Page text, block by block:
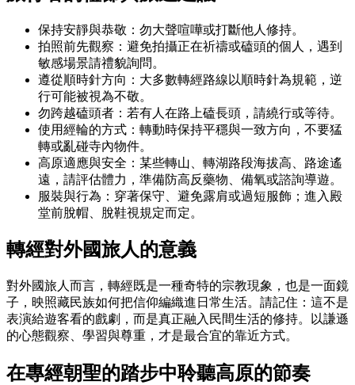
保持安靜與恭敬：勿大聲喧嘩或打斷他人修持。
拍照前先觀察：避免拍攝正在祈禱或磕頭的個人，遇到
敏感場景請禮貌詢問。
遵從順時針方向：大多數轉經路線以順時針為規範，逆
行可能被視為不敬。
勿跨越磕頭者：若有人在路上磕長頭，請繞行或等待。
使用經輪的方式：轉動時保持平穩與一致方向，不要猛
轉或亂碰寺內物件。
高原適應與安全：某些轉山、轉湖路段海拔高、路途遙
遠，請評估體力，準備防高反藥物、備氧或諮詢導遊。
服裝與行為：穿著保守、避免露肩或過短服飾；進入殿
堂前脫帽、脫鞋視規定而定。
轉經對外國旅人的意義
對外國旅人而言，轉經既是一種奇特的宗教現象，也是一面鏡
子，映照藏民族如何把信仰編織進日常生活。請記住：這不是
表演給遊客看的戲劇，而是真正融入民間生活的修持。以謙遜
的心態觀察、學習與尊重，才是最合宜的靠近方式。
在專經朝聖的踏步中聆聽高原的節奏